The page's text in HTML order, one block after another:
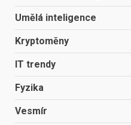
Umělá inteligence
Kryptoměny
IT trendy
Fyzika
Vesmír